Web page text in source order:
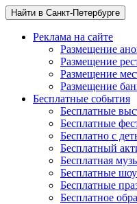
Найти в Санкт-Петербурге
Реклама на сайте
Размещение
Размещение
Размещение
Размещение
Бесплатные события
Бесплатные
Бесплатные
Бесплатно с
Бесплатный
Бесплатная
Бесплатные
Бесплатные
Бесплатное